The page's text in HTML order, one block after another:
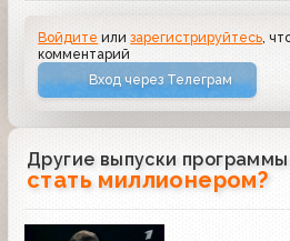
Войдите илизарегистрируйтесь ,
комментарий
Вход через Телеграм
Другие выпуски программы
стать миллионером?